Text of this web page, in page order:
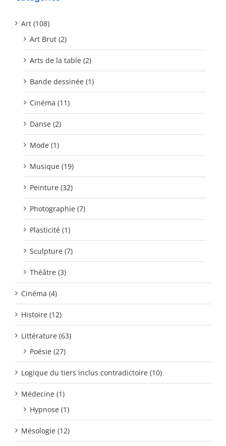
Art (108)
Art Brut (2)
Arts de la table (2)
Bande dessinée (1)
Cinéma (11)
Danse (2)
Mode (1)
Musique (19)
Peinture (32)
Photographie (7)
Plasticité (1)
Sculpture (7)
Théâtre (3)
Cinéma (4)
Histoire (12)
Littérature (63)
Poésie (27)
Logique du tiers inclus contradictoire (10)
Médecine (1)
Hypnose (1)
Mésologie (12)